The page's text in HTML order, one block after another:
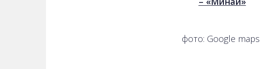
фото: Google maps